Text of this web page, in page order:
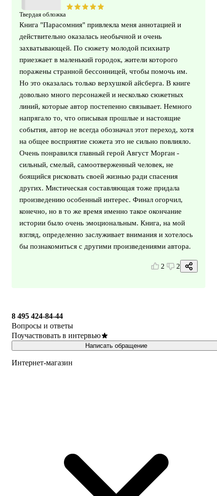
Твердая обложка
Книга "Парасомния" привлекла меня аннотацией и
действительно оказалась необычной и очень
захватывающей. По сюжету молодой психиатр
приезжает в маленький городок, жители которого
поражены странной бессонницей, чтобы помочь им.
Но это оказалась только верхушкой айсберга. В книге
довольно много персонажей и несколько сюжетных
линий, которые автор постепенно связывает. Немного
напрягало то, что описывая прошлые и настоящие
события, автор не всегда обозначал этот переход, хотя
на общее восприятие сюжета это не сильно повлияло.
Очень понравился главный герой Август Морган -
сильный, смелый, самоотверженный человек, не
боящийся рисковать своей жизнью ради спасения
других. Мистическая составляющая тоже придала
произведению особенный интерес. Финал огорчил,
конечно, но в то же время именно такое окончание
истории было очень эмоциональным. Книга, на мой
взгляд, определенно заслуживает внимания и хотелось
бы познакомиться с другими произведениями автора.
2 2
8 495 424-84-44
Вопросы и ответы
Поучаствовать в интервью
Написать обращение
Интернет-магазин